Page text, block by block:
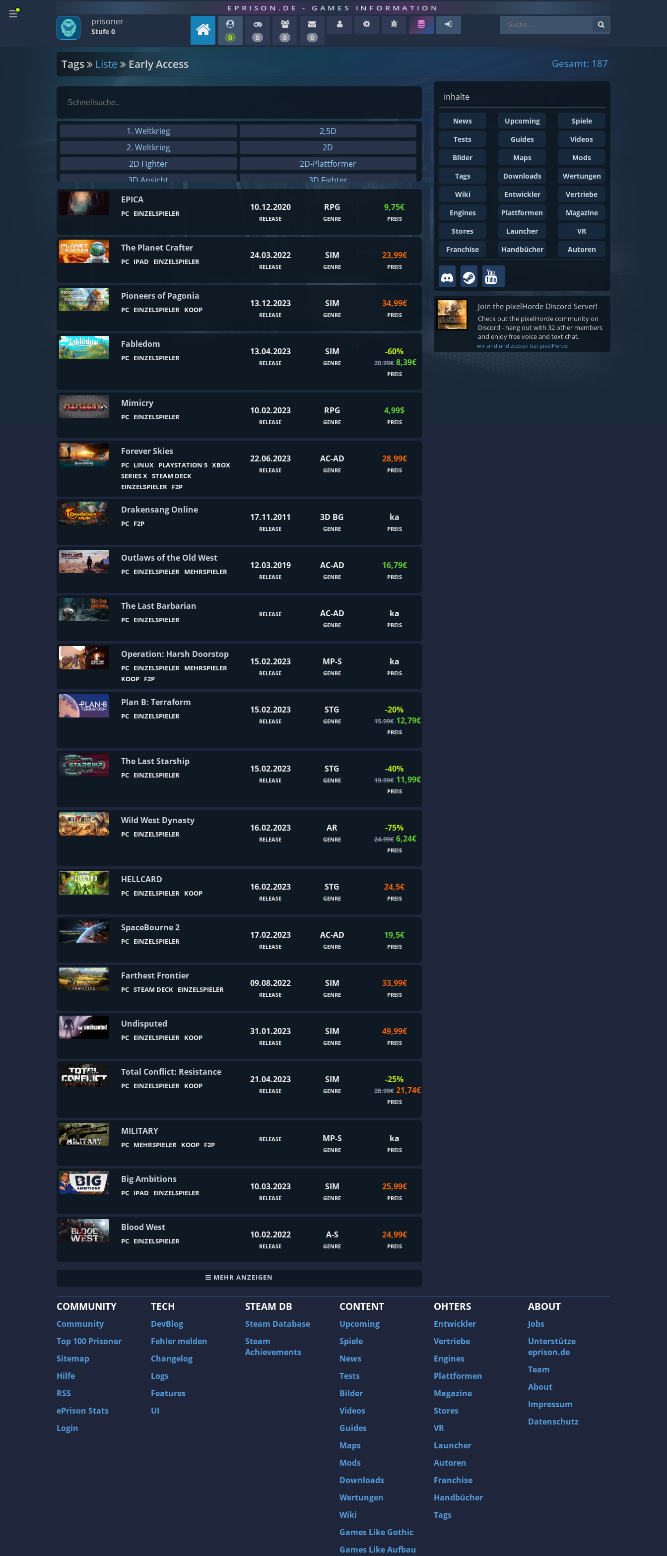
EPRISON.DE - GAMES INFORMATION
prisoner
Stufe 0
0 0 0 0
Tags Liste Early Access Gesamt: 187
1. Weltkrieg
2,5D
2. Weltkrieg
2D
2D Fighter
2D-Plattformer
3D Ansicht
3D Fighter
3D Platformer
4X
8-Bit
Abenteuer
Action
Aliens
Alternative Geschichte
Amerika
Anime
Arena Shooter
Assassin
Aufbausimulation
Aufbaustrategie
Außerirdische
Automation
Baseball
Basketball
Battle Royale
Bausimulation
Beat ’em up
Bergbau
Bikes
Boomer-Shooter
Boxen
Brettspiel
C64
Casual
Charakterbasiertes Actionspiel
Charakterentwicklung
Comic-Stil
Crafting
Cyberpunk
Dämonen
Danmaku
Dark Fantasy
Dark Fantasy-Rollenspiel
Dark Humor
Deckbuilding
Demo
Dinosaurier
Diplomatie
Doom-Like
Drama
DungeonCrawler
Düster
Dynamische Erzählung
Early Access
Echtzeit mit Pause
Echtzeit-Strategie
Echtzeittaktik
Egoperspektive
Einzelspieler
Einzigartig
Eisenbahn
Elektronische Musik
Entdeckungsreisen
Entspannung
Episch
Erkundung
Erotik
Erster Weltkrieg
Erzählung
Escape Game
Extraction-Shooter
Fahrzeugkämpfe
Fahrzeugsimulation
Familienfreundlich
Farbenfroh
Fliegen
Flugsimulation
Flugsimulator
Full Motion Video
Futuristisch
Geister
Geländesport
Gelegenheitspiele
Gemütlich
Geschicklichkeit
Geteilter Bildschirm
Gewalt
Gitterbewegung
Gothic
Göttersimulation
Gruppenbasierte RPG
Guter Soundtrack
Hack and Slash
Hacking
Handel
Handgezeichnet
Hardware
Herstellung
Hidden Object
Historisch
Hockey
Horror
Immersive Simulation
Interaktive Geschichte
EPICA
PC EINZELSPIELER
10.12.2020
RELEASE
RPG
GENRE
9,75€
PREIS
The Planet Crafter
PC IPAD EINZELSPIELER
24.03.2022
RELEASE
SIM
GENRE
23,99€
PREIS
Pioneers of Pagonia
PC EINZELSPIELER KOOP
13.12.2023
RELEASE
SIM
GENRE
34,99€
PREIS
Fabledom
PC EINZELSPIELER
13.04.2023
RELEASE
SIM
GENRE
-60%
20.99€ 8,39€
PREIS
Mimicry
PC EINZELSPIELER
10.02.2023
RELEASE
RPG
GENRE
4,99$
PREIS
Forever Skies
PC LINUX PLAYSTATION 5 XBOX
SERIES X STEAM DECK
EINZELSPIELER F2P
22.06.2023
RELEASE
AC-AD
GENRE
28,99€
PREIS
Drakensang Online
PC F2P
17.11.2011
RELEASE
3D BG
GENRE
ka
PREIS
Outlaws of the Old West
PC EINZELSPIELER MEHRSPIELER
12.03.2019
RELEASE
AC-AD
GENRE
16,79€
PREIS
The Last Barbarian
PC EINZELSPIELER
RELEASE AC-AD
GENRE
ka
PREIS
Operation: Harsh Doorstop
PC EINZELSPIELER MEHRSPIELER
KOOP F2P
15.02.2023
RELEASE
MP-S
GENRE
ka
PREIS
Plan B: Terraform
PC EINZELSPIELER
15.02.2023
RELEASE
STG
GENRE
-20%
15.99€ 12,79€
PREIS
The Last Starship
PC EINZELSPIELER
15.02.2023
RELEASE
STG
GENRE
-40%
19.99€ 11,99€
PREIS
Wild West Dynasty
PC EINZELSPIELER
16.02.2023
RELEASE
AR
GENRE
-75%
24.99€ 6,24€
PREIS
HELLCARD
PC EINZELSPIELER KOOP
16.02.2023
RELEASE
STG
GENRE
24,5€
PREIS
SpaceBourne 2
PC EINZELSPIELER
17.02.2023
RELEASE
AC-AD
GENRE
19,5€
PREIS
Farthest Frontier
PC STEAM DECK EINZELSPIELER
09.08.2022
RELEASE
SIM
GENRE
33,99€
PREIS
Undisputed
PC EINZELSPIELER KOOP
31.01.2023
RELEASE
SIM
GENRE
49,99€
PREIS
Total Conflict: Resistance
PC EINZELSPIELER KOOP
21.04.2023
RELEASE
SIM
GENRE
-25%
28.99€ 21,74€
PREIS
MILITARY
PC MEHRSPIELER KOOP F2P
RELEASE MP-S
GENRE
ka
PREIS
Big Ambitions
PC IPAD EINZELSPIELER
10.03.2023
RELEASE
SIM
GENRE
25,99€
PREIS
Blood West
PC EINZELSPIELER
10.02.2022
RELEASE
A-S
GENRE
24,99€
PREIS
MEHR ANZEIGEN
Inhalte
News Upcoming
Spiele
Tests
Guides
Videos
Bilder
Maps
Mods
Tags
Downloads
Wertungen
Wiki
Entwickler
Vertriebe
Engines
Plattformen
Magazine
Stores
Launcher
VR
Franchise
Handbücher Autoren
Join the pixelHorde Discord Server!
Check out the pixelHorde community on
Discord - hang out with 32 other members
and enjoy free voice and text chat.
wir sind und zocken bei pixelHorde
COMMUNITY
Community
Top 100 Prisoner
Sitemap
Hilfe
RSS
ePrison Stats
Login
TECH
DevBlog
Fehler melden
Changelog
Logs
Features
UI
STEAM DB
Steam Database
Steam
Achievements
CONTENT
Upcoming
Spiele
News
Tests
Bilder
Videos
Guides
Maps
Mods
Downloads
Wertungen
Wiki
Games Like Gothic
Games Like Aufbau
OHTERS
Entwickler
Vertriebe
Engines
Plattformen
Magazine
Stores
VR
Launcher
Autoren
Franchise
Handbücher
Tags
ABOUT
Jobs
Unterstütze
eprison.de
Team
About
Impressum
Datenschutz